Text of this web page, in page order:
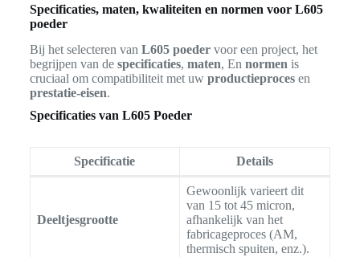
Specificaties, maten, kwaliteiten en normen voor L605
poeder
Bij het selecteren van L605 poedervoor een project, het
begrijpen van de specificaties, maten, En normenis
cruciaal om compatibiliteit met uw productieprocesen
prestatie-eisen.
Specificaties van L605 Poeder
Specificatie Details
Deeltjesgrootte
Gewoonlijk varieert dit
van 15 tot 45 micron,
afhankelijk van het
fabricageproces (AM,
thermisch spuiten, enz.).